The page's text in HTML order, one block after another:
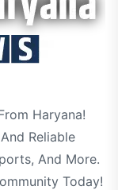
Haryana!
Reliable
And More.
Today!